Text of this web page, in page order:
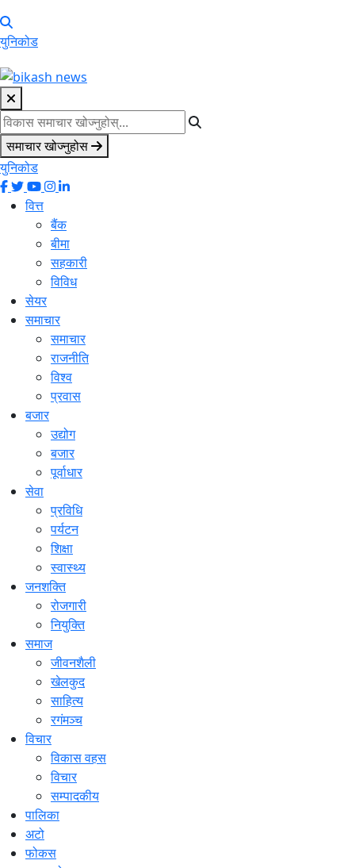
युनिकोड
समाचार खोज्नुहोस
युनिकोड
वित्त
बैंक
बीमा
सहकारी
विविध
सेयर
समाचार
समाचार
राजनीति
विश्व
प्रवास
बजार
उद्योग
बजार
पूर्वाधार
सेवा
प्रविधि
पर्यटन
शिक्षा
स्वास्थ्य
जनशक्ति
रोजगारी
नियुक्ति
समाज
जीवनशैली
खेलकुद
साहित्य
रगंमञ्च
विचार
विकास वहस
विचार
सम्पादकीय
पालिका
अटो
फोकस